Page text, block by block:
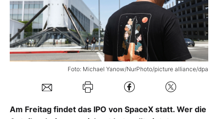
Mein Konto
Folgen Sie unsFoto: Michael Yanow/NurPhoto/picture alliance/dpa
Am Freitag findet das IPO von SpaceX statt. Wer die